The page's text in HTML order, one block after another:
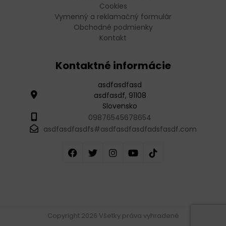
Cookies
Vymenný a reklamačný formulár
Obchodné podmienky
Kontakt
Kontaktné informácie
asdfasdfasd
asdfasdf, 91108
Slovensko
09876545678654
asdfasdfasdfs#asdfasdfasdfadsfasdf.com
Copyright 2026 Všetky práva vyhradené